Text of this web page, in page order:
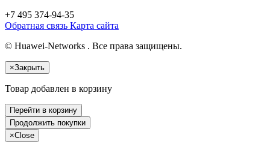
+7 495 374-94-35
Обратная связь Карта сайта
© Huawei-Networks . Все права защищены.
×Закрыть
Товар добавлен в корзину
Перейти в корзину
Продолжить покупки
×Close